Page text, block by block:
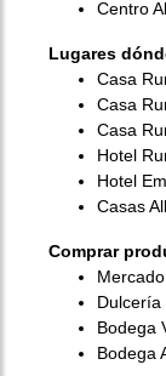
Centro
Lugares
Casa
Casa
Casa
Hotel
Hotel
Casas
Comprar
Dulcería
Bodega
Bodega